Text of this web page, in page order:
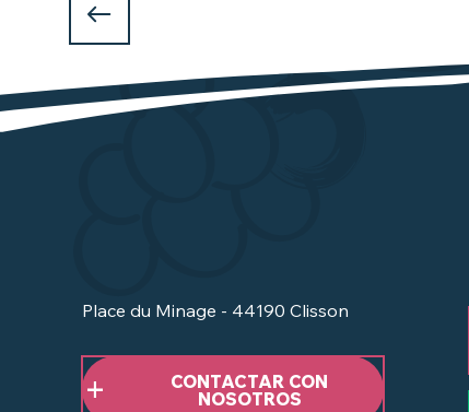
Place du Minage - 44190 Clisson
CONTACTAR CON
NOSOTROS